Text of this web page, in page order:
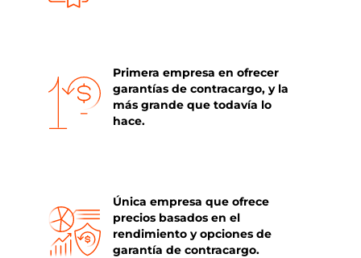
Primera empresa en ofrecer
garantías de contracargo, y la
más grande que todavía lo
hace.
Única empresa que ofrece
precios basados en el
rendimiento y opciones de
garantía de contracargo.